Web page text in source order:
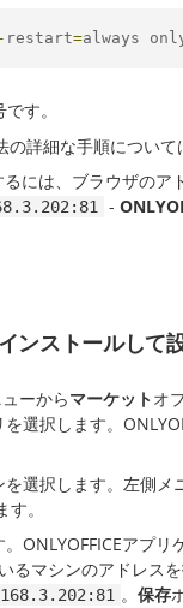
restart=always
す。
詳細な手順について
には、ブラウザのア
-
ンストールして
ーからマーケットオ
選択します。
を選択します。左側メ
。
ONLYOFFICEアプリ
るマシンのアドレス
。 保存